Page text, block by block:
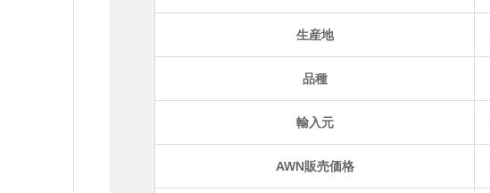
生産地
品種
輸入元
AWN販売価格